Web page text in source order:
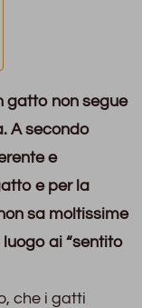
gatto non segue
A secondo
e
e per la
sa moltissime
ai “sentito
che i gatti